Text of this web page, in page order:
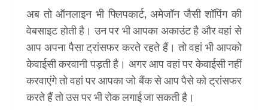
अब तो ऑनलाइन भी फ्लिपकार्ट, अमेजॉन जैसी शॉपिंग की
वेबसाइट होती है। उन पर भी आपका अकाउंट है और वहां से
आप अपना पैसा ट्रांसफर करते रहते हैं। तो वहां भी आपको
केवाईसी करवानी पड़ती है। अगर आप वहां पर केवाईसी नहीं
करवाएंगे तो वहां पर आपका जो बैंक से आप पैसे को ट्रांसफर
करते हैं तो उस पर भी रोक लगाई जा सकती है।